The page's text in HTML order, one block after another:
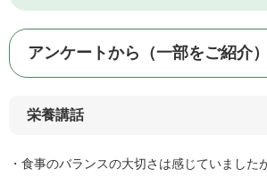
アンケートから（一部をご紹介）
栄養講話
・食事のバランスの大切さは感じていました